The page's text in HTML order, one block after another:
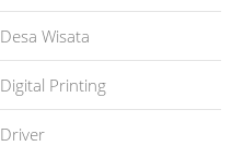
Desa Wisata
Digital Printing
Driver